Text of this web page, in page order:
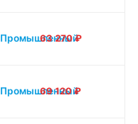
Промышленный
63 270₽
Промышленный
69 120₽